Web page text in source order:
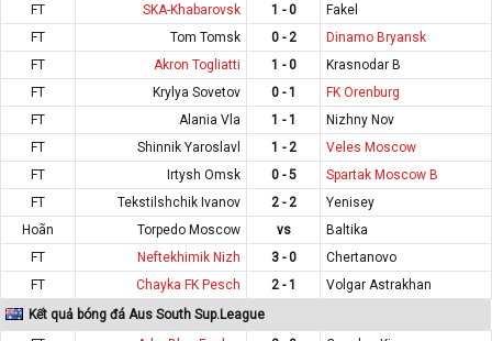
FT
SKA-Khabarovsk 1 - 0
Fakel
FT
Tom Tomsk 0 - 2
Dinamo Bryansk
FT
Akron Togliatti 1 - 0
Krasnodar B
FT
Krylya Sovetov 0 - 1
FK Orenburg
FT
Alania Vla 1 - 1
Nizhny Nov
FT
Shinnik Yaroslavl 1 - 2
Veles Moscow
FT
Irtysh Omsk 0 - 5
Spartak Moscow B
FT
Tekstilshchik Ivanov 2 - 2
Yenisey
Hoãn
Torpedo Moscow vs
Baltika
FT
Neftekhimik Nizh 3 - 0
Chertanovo
FT
Chayka FK Pesch 2 - 1
Volgar Astrakhan
Kết quả bóng đá Aus South Sup.League